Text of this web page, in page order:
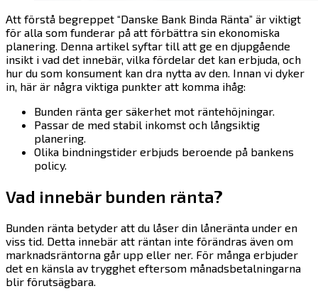
Att förstå begreppet “Danske Bank Binda Ränta” är viktigt
för alla som funderar på att förbättra sin ekonomiska
planering. Denna artikel syftar till att ge en djupgående
insikt i vad det innebär, vilka fördelar det kan erbjuda, och
hur du som konsument kan dra nytta av den. Innan vi dyker
in, här är några viktiga punkter att komma ihåg:
Bunden ränta ger säkerhet mot räntehöjningar.
Passar de med stabil inkomst och långsiktig
planering.
Olika bindningstider erbjuds beroende på bankens
policy.
Vad innebär bunden ränta?
Bunden ränta betyder att du låser din låneränta under en
viss tid. Detta innebär att räntan inte förändras även om
marknadsräntorna går upp eller ner. För många erbjuder
det en känsla av trygghet eftersom månadsbetalningarna
blir förutsägbara.